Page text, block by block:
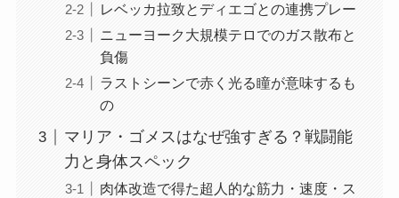
レベッカ拉致とディエゴとの連携プレー
ニューヨーク大規模テロでのガス散布と
負傷
ラストシーンで赤く光る瞳が意味するも
の
マリア・ゴメスはなぜ強すぎる？戦闘能
力と身体スペック
肉体改造で得た超人的な筋力・速度・ス